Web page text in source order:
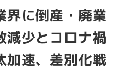
界に倒産・廃業
少とコロナ禍
加速、差別化戦